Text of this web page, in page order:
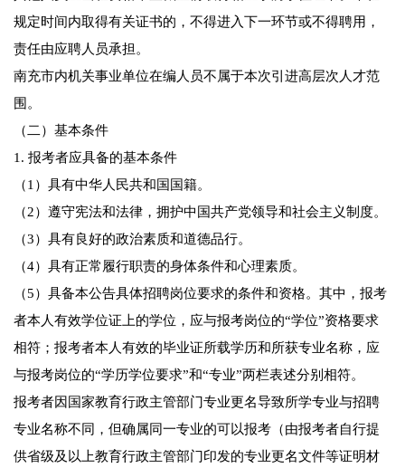
规定时间内取得有关证书的，不得进入下一环节或不得聘用，
责任由应聘人员承担。
南充市内机关事业单位在编人员不属于本次引进高层次人才范
围。
（二）基本条件
1. 报考者应具备的基本条件
（1）具有中华人民共和国国籍。
（2）遵守宪法和法律，拥护中国共产党领导和社会主义制度。
（3）具有良好的政治素质和道德品行。
（4）具有正常履行职责的身体条件和心理素质。
（5）具备本公告具体招聘岗位要求的条件和资格。其中，报考
者本人有效学位证上的学位，应与报考岗位的“学位”资格要求
相符；报考者本人有效的毕业证所载学历和所获专业名称，应
与报考岗位的“学历学位要求”和“专业”两栏表述分别相符。
报考者因国家教育行政主管部门专业更名导致所学专业与招聘
专业名称不同，但确属同一专业的可以报考（由报考者自行提
供省级及以上教育行政主管部门印发的专业更名文件等证明材